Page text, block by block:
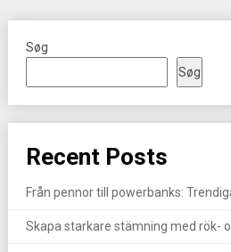
Søg
Søg
Recent Posts
Från pennor till powerbanks:
Skapa starkare stämning med rök-